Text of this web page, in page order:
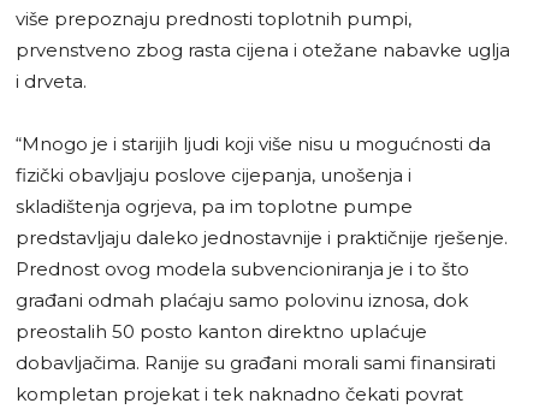
više prepoznaju prednosti toplotnih pumpi,
prvenstveno zbog rasta cijena i otežane nabavke uglja
i drveta.
“Mnogo je i starijih ljudi koji više nisu u mogućnosti da
fizički obavljaju poslove cijepanja, unošenja i
skladištenja ogrjeva, pa im toplotne pumpe
predstavljaju daleko jednostavnije i praktičnije rješenje.
Prednost ovog modela subvencioniranja je i to što
građani odmah plaćaju samo polovinu iznosa, dok
preostalih 50 posto kanton direktno uplaćuje
dobavljačima. Ranije su građani morali sami finansirati
kompletan projekat i tek naknadno čekati povrat